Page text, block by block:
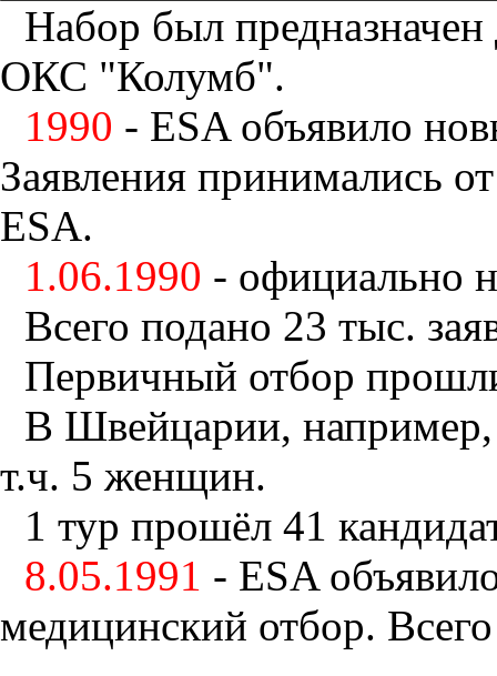
Набор был
ОКС "Колумб".
1990 - ESA объявило
Заявления принимались
ESA.
1.06.1990 - официально
Всего подано 23 тыс.
Первичный отбор
В Швейцарии, например,
т.ч. 5 женщин.
1 тур прошёл 41
8.05.1991 - ESA
медицинский отбор.